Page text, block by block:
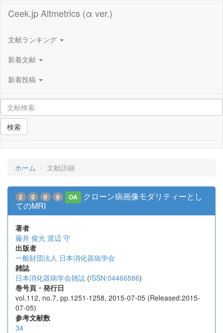
Ceek.jp Altmetrics (α ver.)
文献ランキング
新着文献
新着投稿
検索
ホーム 文献詳細
2 0 0 0 OA
クローン病画像モダリティーとし
てのMRI
著者
藤井 俊光 渡辺 守
出版者
一般財団法人 日本消化器病学会
雑誌
日本消化器病学会雑誌 (ISSN:04466586)
巻号頁・発行日
vol.112, no.7, pp.1251-1258, 2015-07-05 (Released:2015-
07-05)
参考文献数
34